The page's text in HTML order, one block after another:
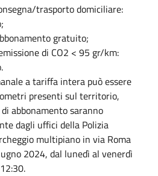
trasporto domiciliare:
gratuito;
di CO2 < 95 gr/km:
a tariffa intera può essere
presenti sul territorio,
abbonamento saranno
dagli uffici della Polizia
multipiano in via Roma
2024, dal lunedì al venerdì